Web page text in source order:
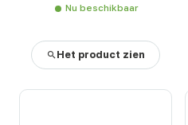
Nu beschikbaar
Het product zien